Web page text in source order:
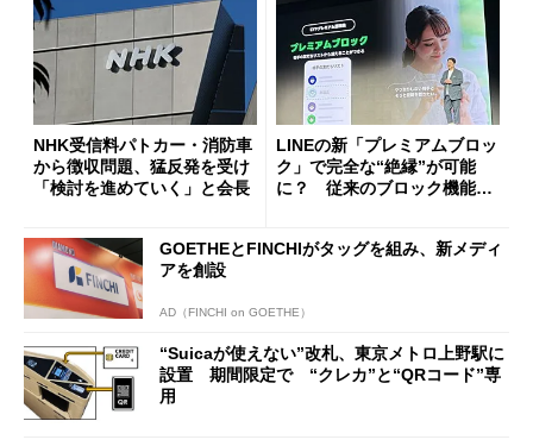
NHK受信料パトカー・消防車
から徴収問題、猛反発を受け
「検討を進めていく」と会長
LINEの新「プレミアムブロッ
ク」で完全な“絶縁”が可能
に？ 従来のブロック機能と
GOETHEとFINCHIがタッグを組み、新メディ
アを創設
AD（FINCHI on GOETHE）
“Suicaが使えない”改札、東京メトロ上野駅に
設置 期間限定で “クレカ”と“QRコード”専
用